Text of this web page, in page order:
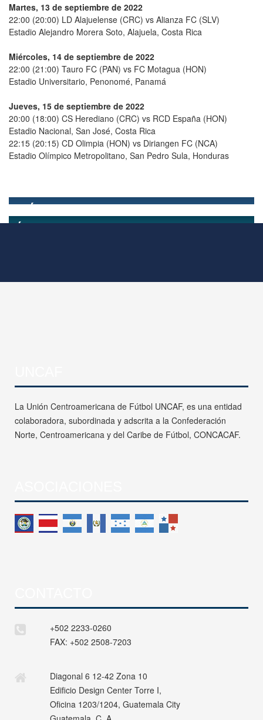
Martes, 13 de septiembre de 2022
22:00 (20:00) LD Alajuelense (CRC) vs Alianza FC (SLV)
Estadio Alejandro Morera Soto, Alajuela, Costa Rica
Miércoles, 14 de septiembre de 2022
22:00 (21:00) Tauro FC (PAN) vs FC Motagua (HON)
Estadio Universitario, Penonomé, Panamá
Jueves, 15 de septiembre de 2022
20:00 (18:00) CS Herediano (CRC) vs RCD España (HON)
Estadio Nacional, San José, Costa Rica
22:15 (20:15) CD Olimpia (HON) vs Diriangen FC (NCA)
Estadio Olímpico Metropolitano, San Pedro Sula, Honduras
La Unión Centroamericana de Fútbol UNCAF, es una entidad
colaboradora, subordinada y adscrita a la Confederación
Norte, Centroamericana y del Caribe de Fútbol, CONCACAF.
+502 2233-0260
FAX: +502 2508-7203
Diagonal 6 12-42 Zona 10
Edificio Design Center Torre I,
Oficina 1203/1204, Guatemala City